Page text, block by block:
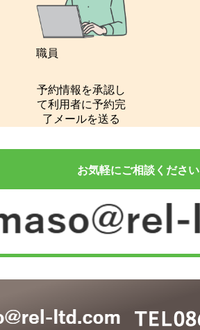
職員
予約情報を承認し
て利用者に予約完
了メールを送る
お気軽にご相談ください